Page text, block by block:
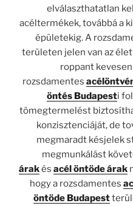
elválaszthatatlan
acéltermékek, továbbá a
épületekig. A
területen jelen van az
roppant
rozsdamentes
öntés Budapesti
tömegtermelést
konzisztenciáját, de
megmaradt késjelek
megmunkálást
árakés acél öntöde árak
hogy a rozsdamentes
öntöde Budapest